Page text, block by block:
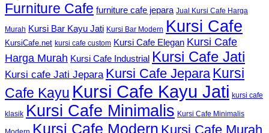
Furniture Cafe furniture cafe jepara Jual Kursi Cafe Harga
Murah Kursi Bar Kayu Jati Kursi Bar Modern Kursi Cafe
KursiCafe.net kursi cafe custom Kursi Cafe Elegan Kursi Cafe
Harga Murah Kursi Cafe Industrial Kursi Cafe Jati
Kursi cafe Jati Jepara Kursi Cafe Jepara Kursi
Cafe Kayu Kursi Cafe Kayu Jati kursi cafe
klasik Kursi Cafe Minimalis Kursi Cafe Minimalis
Kursi Cafe Modern Kursi Cafe Murah